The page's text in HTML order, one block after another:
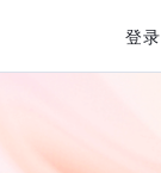
登录